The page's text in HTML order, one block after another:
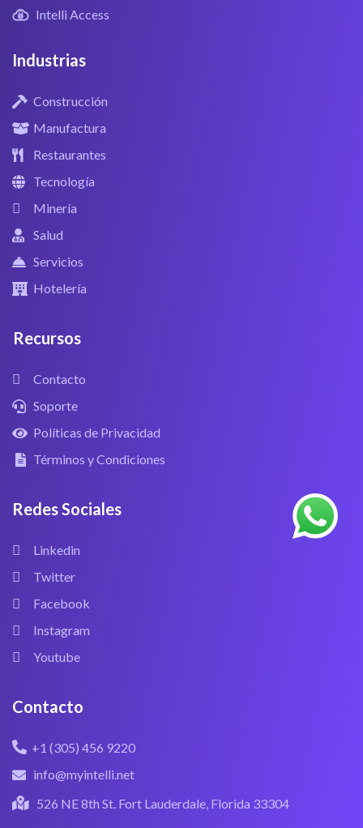
Intelli Access
Industrias
Construcción
Manufactura
Restaurantes
Tecnología
Minería
Salud
Servicios
Hotelería
Recursos
Contacto
Soporte
Políticas de Privacidad
Términos y Condiciones
Redes Sociales
Linkedin
Twitter
Facebook
Instagram
Youtube
Contacto
+1 (305) 456 9220
info@myintelli.net
526 NE 8th St. Fort Lauderdale, Florida 33304